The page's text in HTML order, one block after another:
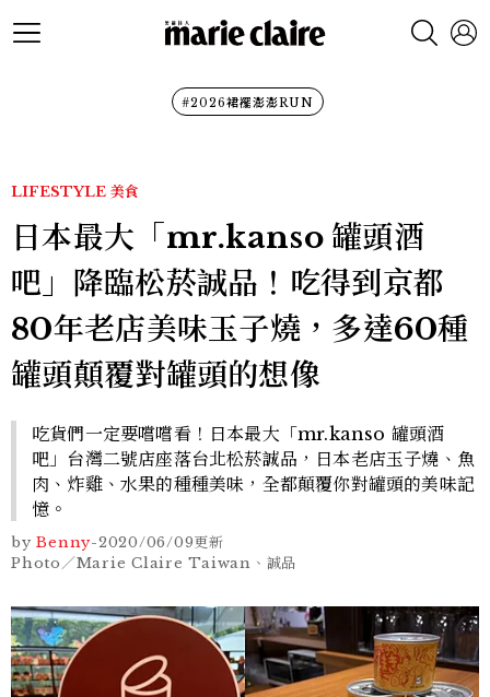
#2026裙襬澎澎RUN
LIFESTYLE 美食
日本最大「mr.kanso 罐頭酒
吧」降臨松菸誠品！吃得到京都
80年老店美味玉子燒，多達60種
罐頭顛覆對罐頭的想像
吃貨們一定要嚐嚐看！日本最大「mr.kanso 罐頭酒
吧」台灣二號店座落台北松菸誠品，日本老店玉子燒、魚
肉、炸雞、水果的種種美味，全都顛覆你對罐頭的美味記
憶。
by Benny-2020/06/09更新
Photo／Marie Claire Taiwan、誠品